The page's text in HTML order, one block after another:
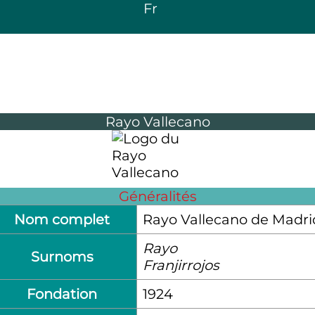
Fr
Rayo Vallecano
Généralités
Nom complet
Rayo Vallecano de
Surnoms
Rayo
Franjirrojos
Fondation
1924